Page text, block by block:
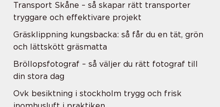
Transport Skåne – så skapar rätt transporter
tryggare och effektivare projekt
Gräsklippning kungsbacka: så får du en tät, grön
och lättskött gräsmatta
Bröllopsfotograf – så väljer du rätt fotograf till
din stora dag
Ovk besiktning i stockholm trygg och frisk